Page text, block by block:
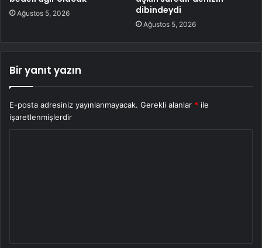
Ağustos 5, 2026
dibindeydi
Ağustos 5, 2026
Bir yanıt yazın
E-posta adresiniz yayınlanmayacak. Gerekli alanlar * ile
işaretlenmişlerdir